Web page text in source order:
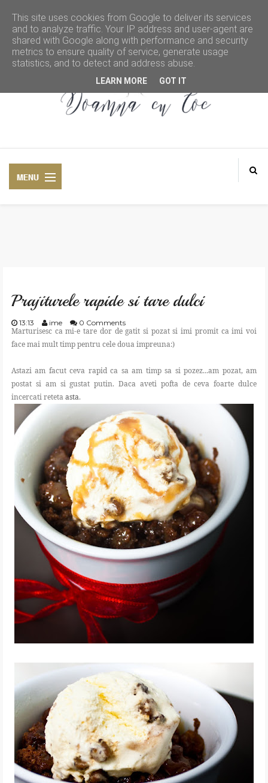
TRAIESTE
APRECIAZA
SHOP
CONTACT
Prajiturele rapide si tare dulci
13:13 ime 0 Comments
Marturisesc ca mi-e tare dor de gatit si pozat si imi promit ca imi voi
face mai mult timp pentru cele doua impreuna:)
Astazi am facut ceva rapid ca sa am timp sa si pozez...am pozat, am
postat si am si gustat putin. Daca aveti pofta de ceva foarte dulce
incercati retetaasta.
This site uses cookies from Google to deliver its services
and to analyze traffic. Your IP address and user-agent are
shared with Google along with performance and security
metrics to ensure quality of service, generate usage
statistics, and to detect and address abuse.
LEARN MORE GOT IT